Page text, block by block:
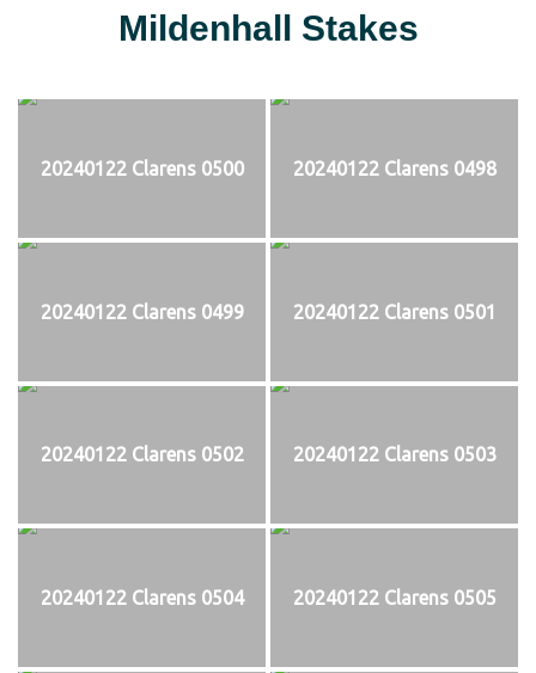
Mildenhall Stakes
20240122 Clarens 0500 20240122 Clarens 0498
20240122 Clarens 0499 20240122 Clarens 0501
20240122 Clarens 0502 20240122 Clarens 0503
20240122 Clarens 0504 20240122 Clarens 0505